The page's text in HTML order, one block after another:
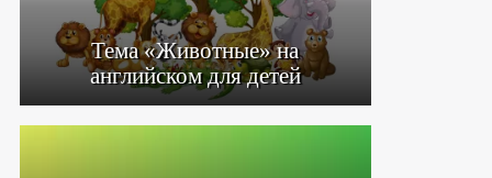
Тема «Животные» на
английском для детей